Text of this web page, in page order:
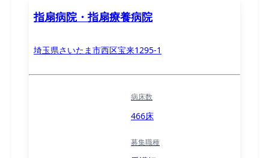
指扇病院・指扇療養病院
埼玉県さいたま市西区宝来1295-1
病床数
466床
募集職種